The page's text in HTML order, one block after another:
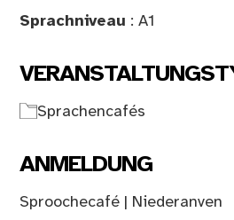
Sprachniveau : A1
Sprachencafés
ANMELDUNG
Sproochecafé | Niederanven